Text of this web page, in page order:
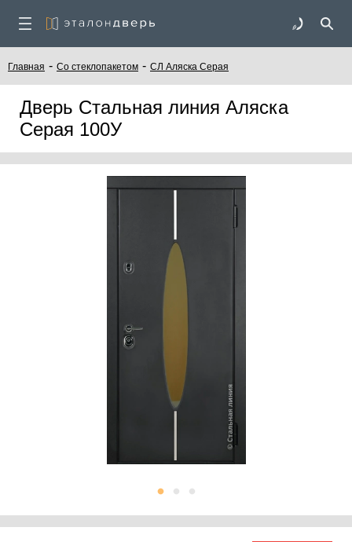
Главная - Со стеклопакетом - СЛ Аляска Серая
Дверь Стальная линия Аляска
Серая 100У